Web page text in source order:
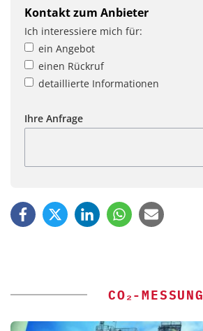
Kontakt zum Anbieter
Ich interessiere mich für:
ein Angebot
einen Rückruf
detaillierte Informationen
Ihre Anfrage
CO₂-MESSUNG